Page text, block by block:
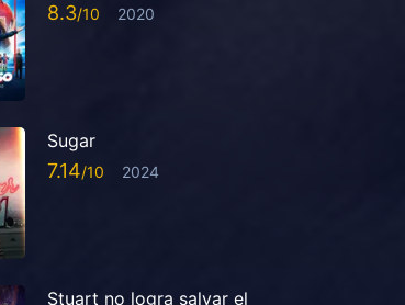
8.3 2020
Sugar
7.14 2024
Stuart no logra salvar el